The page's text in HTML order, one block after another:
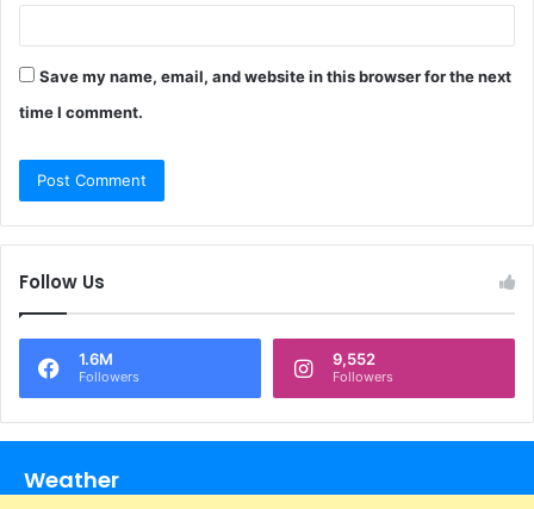
Save my name, email, and website in this browser for the next
time I comment.
Follow Us
1.6M
Followers
9,552
Followers
Weather